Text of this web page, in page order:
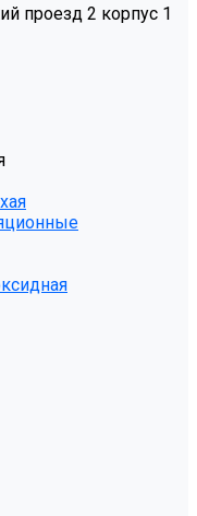
проезд 2 корпус 1